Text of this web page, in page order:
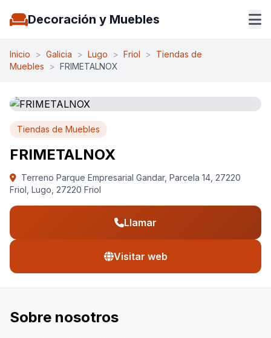
Decoración y Muebles
Inicio > Galicia > Lugo > Friol > Tiendas de
Muebles
> FRIMETALNOX
Tiendas de Muebles
FRIMETALNOX
Terreno Parque Empresarial Gandar, Parcela 14, 27220
Friol, Lugo, 27220 Friol
Llamar
Visitar web
Sobre nosotros